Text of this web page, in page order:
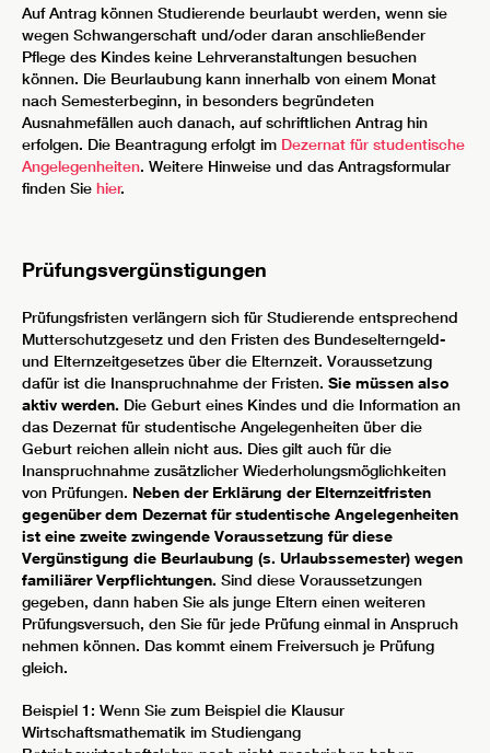
Auf Antrag können Studierende beurlaubt werden, wenn sie
wegen Schwangerschaft und/oder daran anschließender
Pflege des Kindes keine Lehrveranstaltungen besuchen
können. Die Beurlaubung kann innerhalb von einem Monat
nach Semesterbeginn, in besonders begründeten
Ausnahmefällen auch danach, auf schriftlichen Antrag hin
erfolgen. Die Beantragung erfolgt im Dezernat für studentische
Angelegenheiten. Weitere Hinweise und das Antragsformular
finden Sie hier.
Prüfungsvergünstigungen
Prüfungsfristen verlängern sich für Studierende entsprechend
Mutterschutzgesetz und den Fristen des Bundeselterngeld-
und Elternzeitgesetzes über die Elternzeit. Voraussetzung
dafür ist die Inanspruchnahme der Fristen. Sie müssen also
aktiv werden. Die Geburt eines Kindes und die Information an
das Dezernat für studentische Angelegenheiten über die
Geburt reichen allein nicht aus. Dies gilt auch für die
Inanspruchnahme zusätzlicher Wiederholungsmöglichkeiten
von Prüfungen. Neben der Erklärung der Elternzeitfristen
gegenüber dem Dezernat für studentische Angelegenheiten
ist eine zweite zwingende Voraussetzung für diese
Vergünstigung die Beurlaubung (s. Urlaubssemester) wegen
familiärer Verpflichtungen. Sind diese Voraussetzungen
gegeben, dann haben Sie als junge Eltern einen weiteren
Prüfungsversuch, den Sie für jede Prüfung einmal in Anspruch
nehmen können. Das kommt einem Freiversuch je Prüfung
gleich.
Beispiel 1: Wenn Sie zum Beispiel die Klausur
Wirtschaftsmathematik im Studiengang